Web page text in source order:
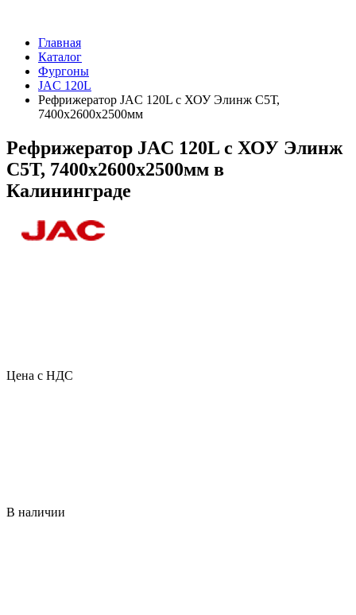
Главная
Каталог
Фургоны
JAC 120L
Рефрижератор JAC 120L с ХОУ Элинж С5Т,
7400х2600х2500мм
Рефрижератор JAC 120L с ХОУ Элинж
С5Т, 7400х2600х2500мм в
Калининграде
Цена с НДС
В наличии